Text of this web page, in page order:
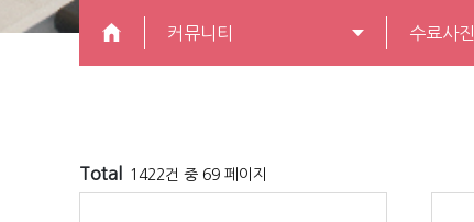
커뮤니티 수료사진
Total 1422건 중 69 페이지